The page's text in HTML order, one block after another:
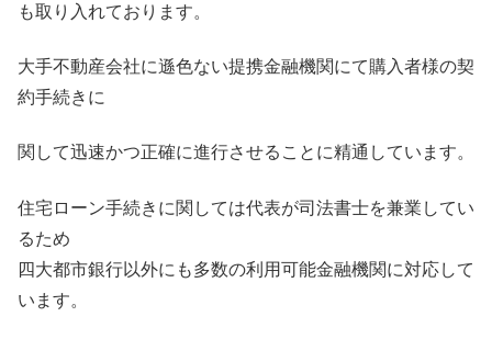
も取り入れております。
大手不動産会社に遜色ない提携金融機関にて購入者様の契
約手続きに
関して迅速かつ正確に進行させることに精通しています。
住宅ローン手続きに関しては代表が司法書士を兼業してい
るため
四大都市銀行以外にも多数の利用可能金融機関に対応して
います。